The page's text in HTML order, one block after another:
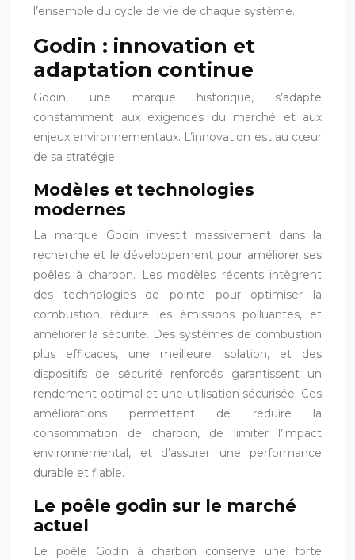
l’ensemble du cycle de vie de chaque système.
Godin : innovation et
adaptation continue
Godin, une marque historique, s’adapte
constamment aux exigences du marché et aux
enjeux environnementaux. L’innovation est au cœur
de sa stratégie.
Modèles et technologies
modernes
La marque Godin investit massivement dans la
recherche et le développement pour améliorer ses
poêles à charbon. Les modèles récents intègrent
des technologies de pointe pour optimiser la
combustion, réduire les émissions polluantes, et
améliorer la sécurité. Des systèmes de combustion
plus efficaces, une meilleure isolation, et des
dispositifs de sécurité renforcés garantissent un
rendement optimal et une utilisation sécurisée. Ces
améliorations permettent de réduire la
consommation de charbon, de limiter l’impact
environnemental, et d’assurer une performance
durable et fiable.
Le poêle godin sur le marché
actuel
Le poêle Godin à charbon conserve une forte